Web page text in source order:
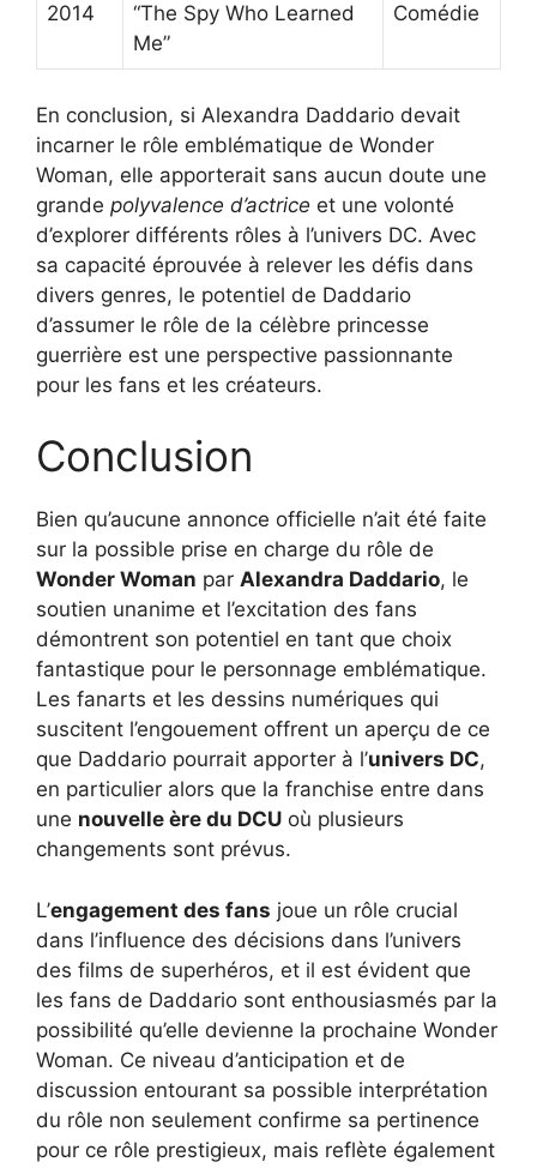
2014
“The Spy Who Learned
Me”
Comédie
En conclusion, si Alexandra Daddario devait
incarner le rôle emblématique de Wonder
Woman, elle apporterait sans aucun doute une
grande polyvalence d’actrice et une volonté
d’explorer différents rôles à l’univers DC. Avec
sa capacité éprouvée à relever les défis dans
divers genres, le potentiel de Daddario
d’assumer le rôle de la célèbre princesse
guerrière est une perspective passionnante
pour les fans et les créateurs.
Conclusion
Bien qu’aucune annonce officielle n’ait été faite
sur la possible prise en charge du rôle de
Wonder Woman par Alexandra Daddario, le
soutien unanime et l’excitation des fans
démontrent son potentiel en tant que choix
fantastique pour le personnage emblématique.
Les fanarts et les dessins numériques qui
suscitent l’engouement offrent un aperçu de ce
que Daddario pourrait apporter à l’univers DC,
en particulier alors que la franchise entre dans
une nouvelle ère du DCU où plusieurs
changements sont prévus.
L’engagement des fans joue un rôle crucial
dans l’influence des décisions dans l’univers
des films de superhéros, et il est évident que
les fans de Daddario sont enthousiasmés par la
possibilité qu’elle devienne la prochaine Wonder
Woman. Ce niveau d’anticipation et de
discussion entourant sa possible interprétation
du rôle non seulement confirme sa pertinence
pour ce rôle prestigieux, mais reflète également